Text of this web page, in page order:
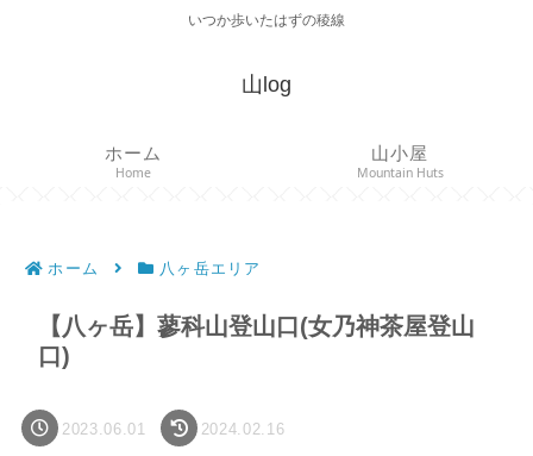
いつか歩いたはずの稜線
山log
ホーム
Home
山小屋
Mountain Huts
ホーム 八ヶ岳エリア
【八ヶ岳】蓼科山登山口(女乃神茶屋登山
口)
2023.06.01 2024.02.16